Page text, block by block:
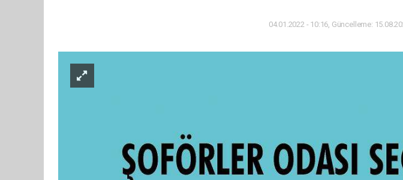
04.01.2022 - 10:16, Güncelleme: